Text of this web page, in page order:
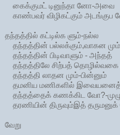
கைக்குமட் டினுந்தா னோ-அவை
காண்பவர் விழிகட்கும்
தந்தத்தில் கட்டில்க ளும்-நல்ல
தந்தத்தின் பல்லக்கும்,வாகன
தந்தத்தின் பிடிவாளும் - அந்தத்
தந்தத்திலே சிற்பத் தொழில்வகை
தந்தத்தி லாதன மும்-பின்னும்
தமனிய மணிகளில் இவையனைத்
தந்தத்தைக் கணக்கிட வோ?-
தரணியின் திருவும்இத்
வேறு